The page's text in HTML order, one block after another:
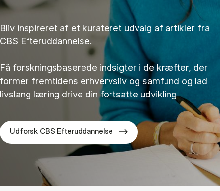
Bliv inspireret af et kurateret udvalg af artikler fra
CBS Efteruddannelse.
Få forskningsbaserede indsigter i de kræfter, der
former fremtidens erhvervsliv og samfund og lad
livslang læring drive din fortsatte udvikling
Udforsk CBS Efteruddannelse